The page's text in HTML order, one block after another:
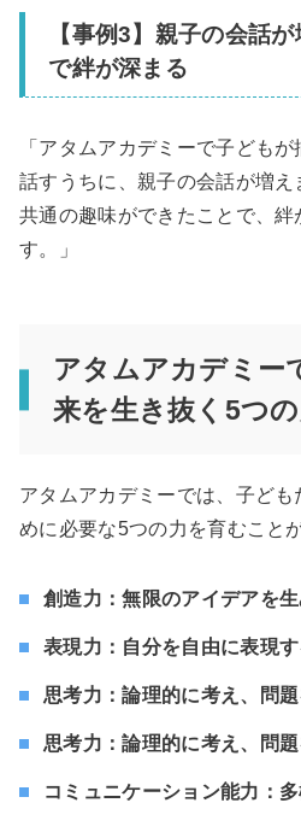
【事例3】親子の会話
で絆が深まる
「アタムアカデミーで子ども
話すうちに、親子の会話が増え
共通の趣味ができたことで、絆
す。」
アタムアカデミー
来を生き抜く5つ
アタムアカデミーでは、子ど
めに必要な5つの力を育むこと
創造力：無限のアイデアを
表現力：自分を自由に表現す
思考力：論理的に考え、問
思考力：論理的に考え、問
コミュニケーション能力：